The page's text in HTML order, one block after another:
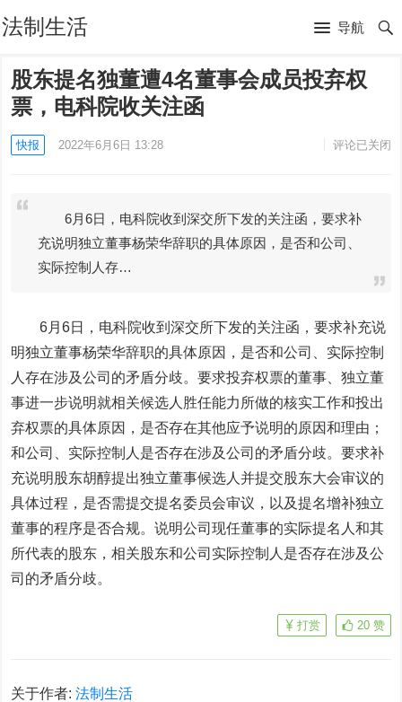
法制生活 导航
股东提名独董遭4名董事会成员投弃权
票，电科院收关注函
快报 2022年6月6日 13:28 评论已关闭
6月6日，电科院收到深交所下发的关注函，要求补
充说明独立董事杨荣华辞职的具体原因，是否和公司、
实际控制人存…
6月6日， 电科院收到深交所下发的关注函，要求补充说
明独立董事杨荣华辞职的具体原因，是否和公司、实际控制
人存在涉及公司的矛盾分歧。要求投弃权票的董事、独立董
事进一步说明就相关候选人胜任能力所做的核实工作和投出
弃权票的具体原因，是否存在其他应予说明的原因和理由；
和公司、实际控制人是否存在涉及公司的矛盾分歧。要求补
充说明股东胡醇提出独立董事候选人并提交股东大会审议的
具体过程，是否需提交提名委员会审议，以及提名增补独立
董事的程序是否合规。说明公司现任董事的实际提名人和其
所代表的股东，相关股东和公司实际控制人是否存在涉及公
司的矛盾分歧。
20 赞
打赏
关于作者:法制生活